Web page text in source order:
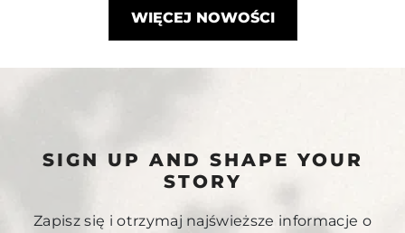
WIĘCEJ NOWOŚCI
SIGN UP AND SHAPE YOUR
STORY
Zapisz się i otrzymaj najświeższe informacje o